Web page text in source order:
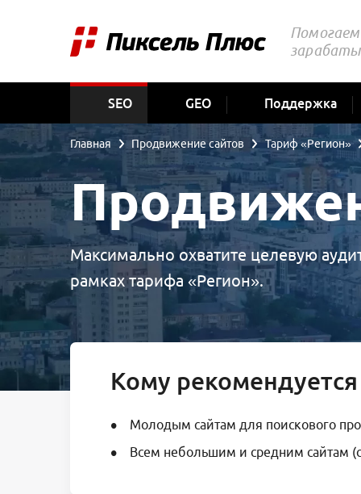
Помогаем
SEO GEO Поддержка
Максимально охватите целевую
рамках тарифа «Регион».
Главная Продвижение сайтов Тариф «Регион»
Кому
Молодым сайтам для поискового
Всем небольшим и средним сайтам